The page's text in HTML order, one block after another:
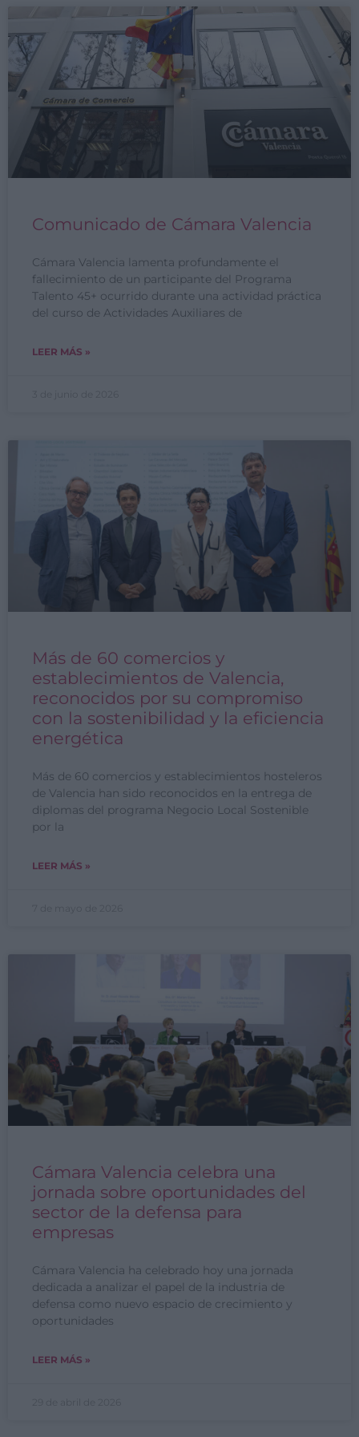
Comunicado de Cámara Valencia
Cámara Valencia lamenta profundamente el
fallecimiento de un participante del Programa
Talento 45+ ocurrido durante una actividad práctica
del curso de Actividades Auxiliares de
LEER MÁS »
Más de 60 comercios y
establecimientos de Valencia,
reconocidos por su compromiso
con la sostenibilidad y la eficiencia
energética
Más de 60 comercios y establecimientos hosteleros
de Valencia han sido reconocidos en la entrega de
diplomas del programa Negocio Local Sostenible
por la
LEER MÁS »
Cámara Valencia celebra una
jornada sobre oportunidades del
sector de la defensa para
empresas
Cámara Valencia ha celebrado hoy una jornada
dedicada a analizar el papel de la industria de
defensa como nuevo espacio de crecimiento y
oportunidades
LEER MÁS »